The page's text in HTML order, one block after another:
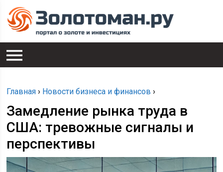
Главная › Новости бизнеса и финансов ›
Замедление рынка труда в
США: тревожные сигналы и
перспективы